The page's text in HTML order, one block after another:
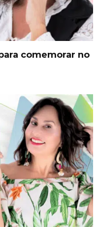
comemorar no